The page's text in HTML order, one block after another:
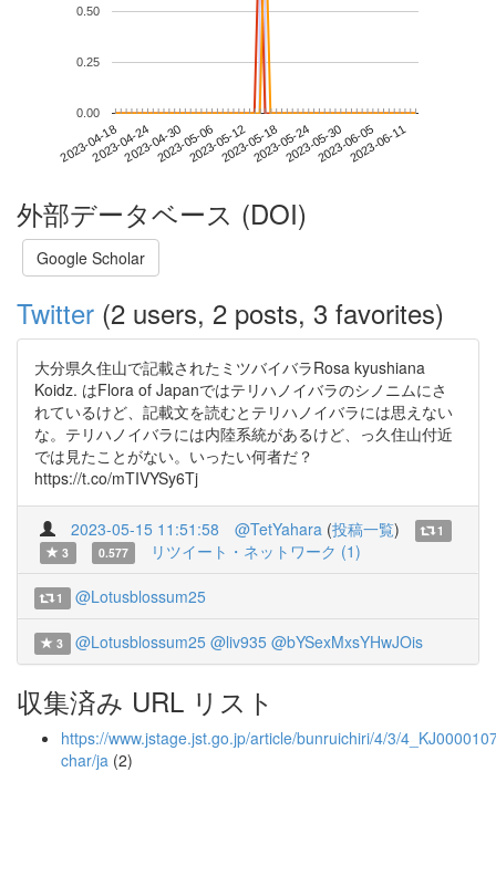
2023-04-182023-04-242023-04-302023-05-062023-05-122023-05-182023-05-242023-05-302023-06-052023-06-11
0.00
0.25
0.50
外部データベース (DOI)
Google Scholar
Twitter (2 users, 2 posts, 3 favorites)
大分県久住山で記載されたミツバイバラRosa kyushiana
Koidz. はFlora of Japanではテリハノイバラのシノニムにさ
れているけど、記載文を読むとテリハノイバラには思えない
な。テリハノイバラには内陸系統があるけど、っ久住山付近
では見たことがない。いったい何者だ？
https://t.co/mTIVYSy6Tj
2023-05-15 11:51:58 @TetYahara (投稿一覧)
1
3
0.577 リツイート・ネットワーク (1)
1 @Lotusblossum25
3 @Lotusblossum25 @liv935 @bYSexMxsYHwJOis
収集済み URL リスト
https://www.jstage.jst.go.jp/article/bunruichiri/4/3/
char/ja (2)